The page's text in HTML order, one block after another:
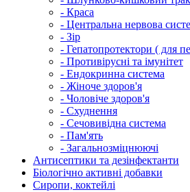
- Краса
- Центральна нервова
- Зір
- Гепатопротектори ( для
- Противірусні та імунітет
- Ендокринна система
- Жіноче здоров'я
- Чоловіче здоров'я
- Схуднення
- Сечовивідна система
- Пам'ять
- Загальнозміцнюючі
Антисептики та дезінфектанти
Біологічно активні добавки
Сиропи, коктейлі